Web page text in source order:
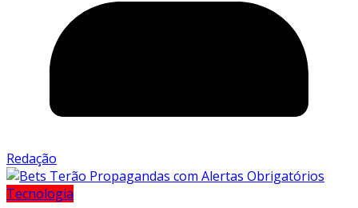
Redação
Tecnologia